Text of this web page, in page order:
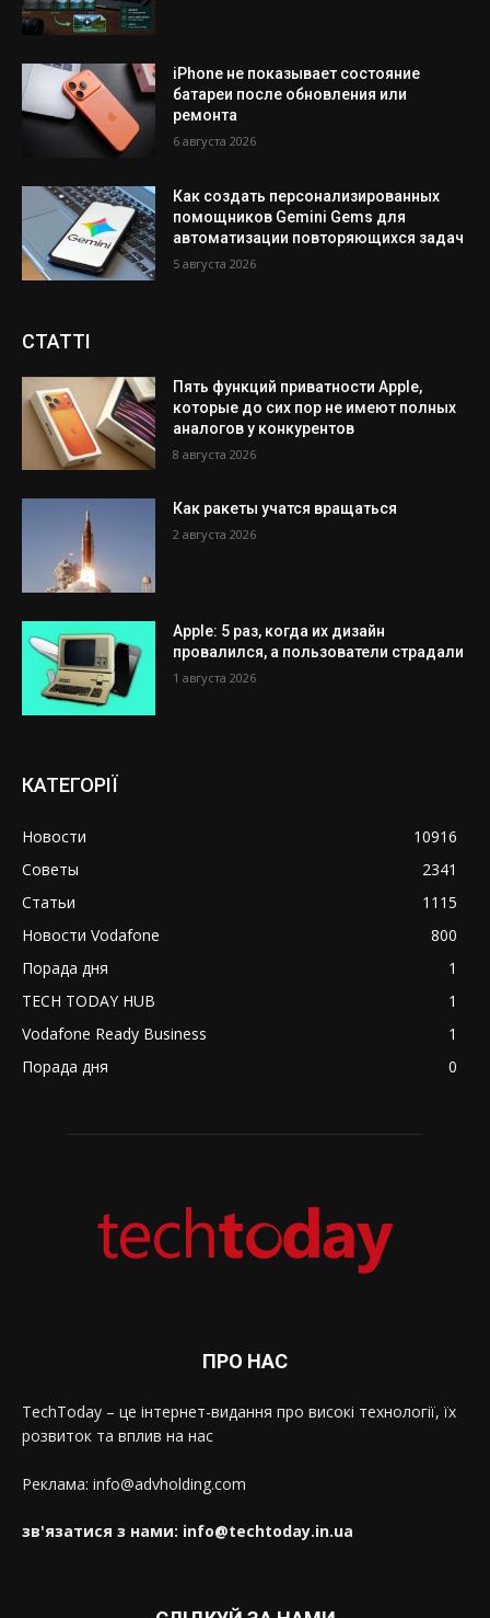
iPhone не показывает состояние
батареи после обновления или
ремонта
6 августа 2026
Как создать персонализированных
помощников Gemini Gems для
автоматизации повторяющихся задач
5 августа 2026
СТАТТІ
Пять функций приватности Apple,
которые до сих пор не имеют полных
аналогов у конкурентов
8 августа 2026
Как ракеты учатся вращаться
2 августа 2026
Apple: 5 раз, когда их дизайн
провалился, а пользователи страдали
1 августа 2026
КАТЕГОРІЇ
Новости
10916
Советы
2341
Статьи
1115
Новости Vodafone
800
Порада дня
1
TECH TODAY HUB
1
Vodafone Ready Business
1
Порада дня
0
ПРО НАС
TechToday – це інтернет-видання про високі технології, їх
розвиток та вплив на нас
Реклама: info@advholding.com
зв'язатися з нами: info@techtoday.in.ua